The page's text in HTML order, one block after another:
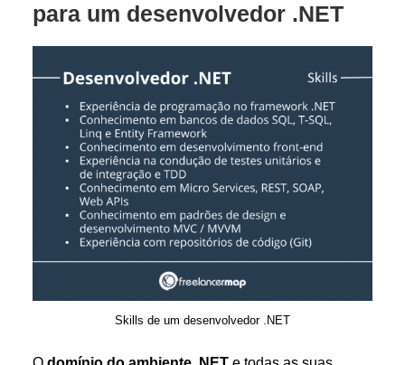
para um desenvolvedor .NET
Skills de um desenvolvedor .NET